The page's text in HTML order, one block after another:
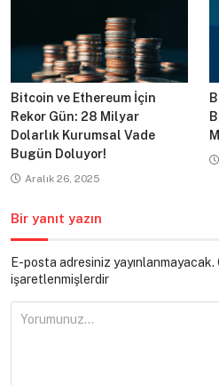
Bitcoin ve Ethereum İçin
Rekor Gün: 28 Milyar
Dolarlık Kurumsal Vade
Bugün Doluyor!
Aralık 26, 2025
Bir yanıt yazın
E-posta adresiniz yayınlanmayacak.
işaretlenmişlerdir